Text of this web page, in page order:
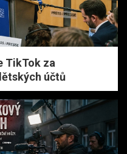
TikTok za
účtů